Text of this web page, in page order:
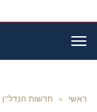
תפריט
ראשי » חדשות הנדל''ן